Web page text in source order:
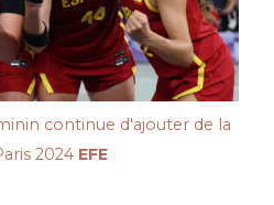
continue d'ajouter de la
2024 EFE